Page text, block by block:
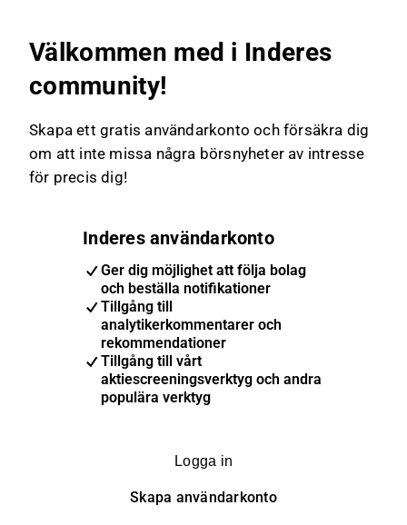
Välkommen med i Inderes
community!
Skapa ett gratis användarkonto och försäkra dig
om att inte missa några börsnyheter av intresse
för precis dig!
Inderes användarkonto
Ger dig möjlighet att följa bolag
och beställa notifikationer
Tillgång till
analytikerkommentarer och
rekommendationer
Tillgång till vårt
aktiescreeningsverktyg och andra
populära verktyg
Logga in
Skapa användarkonto